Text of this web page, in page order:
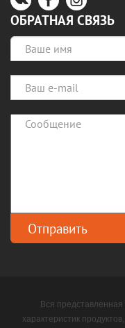
ОБРАТНАЯ СВЯЗЬ
Вся
характеристик